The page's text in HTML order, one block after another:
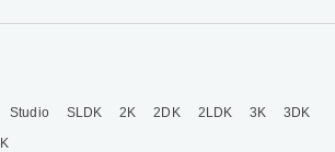
Studio SLDK 2K 2DK 2LDK 3K
3DK